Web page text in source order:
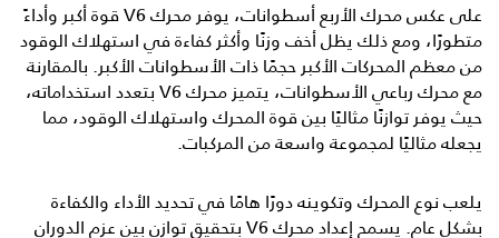
على عكس محرك الأربع أسطوانات، يوفر محرك V6 قوة أكبر وأداءً
متطورًا، ومع ذلك يظل أخف وزنًا وأكثر كفاءة في استهلاك الوقود
من معظم المحركات الأكبر حجمًا ذات الأسطوانات الأكبر. بالمقارنة
مع محرك رباعي الأسطوانات، يتميز محرك V6 بتعدد استخداماته،
حيث يوفر توازنًا مثاليًا بين قوة المحرك واستهلاك الوقود، مما
يجعله مثاليًا لمجموعة واسعة من المركبات.
يلعب نوع المحرك وتكوينه دورًا هامًا في تحديد الأداء والكفاءة
بشكلٍ عام. يسمح إعداد محرك V6 بتحقيق توازن بين عزم الدوران